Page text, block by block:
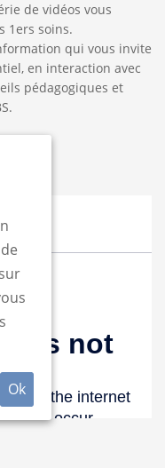
de vidéos vous
1ers soins.
qui vous invite
en interaction avec
pédagogiques et
!
Ok